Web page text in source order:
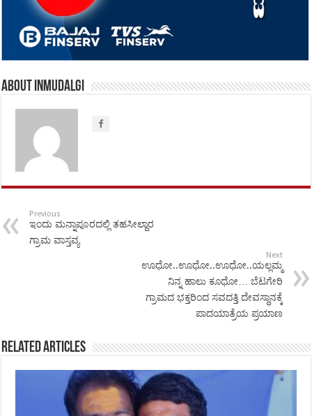
About inmudalgi
Previous
ಇಂದು ಮನ್ನಾಪೂರದಲ್ಲಿ ತಹಸೀಲ್ದಾರ
ಗ್ರಾಮ ವಾಸ್ತವ್ಯ
Next
ಊಧೋ..ಊಧೋ..ಊಧೋ..ಯಲ್ಲಮ್ಮ
ನಿನ್ನ ಹಾಲು ಕೂಧೋ… ಬೆಟಗೇರಿ
ಗ್ರಾಮದ ಭಕ್ತರಿಂದ ಸವದತ್ತಿ ದೇವಸ್ಥಾನಕ್ಕೆ
ಪಾದಯಾತ್ರೆಯ ಪ್ರಯಾಣ
Related Articles